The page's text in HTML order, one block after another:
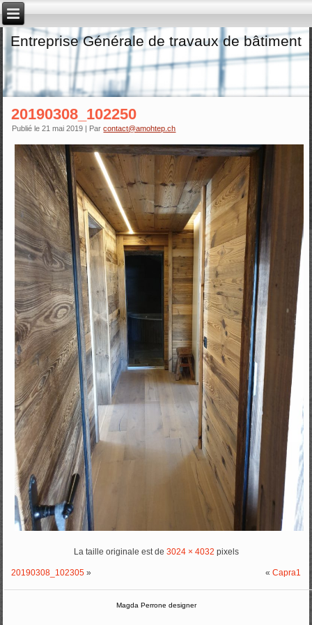
Entreprise Générale de travaux de bâtiment
20190308_102250
Publié le 21 mai 2019 | Par contact@amohtep.ch
La taille originale est de 3024 × 4032 pixels
20190308_102305 » « Capra1
Magda Perrone designer